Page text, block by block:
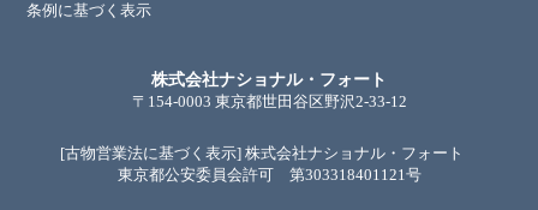
条例に基づく表示
株式会社ナショナル・フォート
〒154-0003 東京都世田谷区野沢2-33-12
[古物営業法に基づく表示] 株式会社ナショナル・フォート
東京都公安委員会許可 第303318401121号